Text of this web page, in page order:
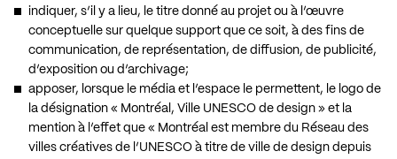
indiquer, s’il y a lieu, le titre donné au projet ou à l’œuvre
conceptuelle sur quelque support que ce soit, à des fins de
communication, de représentation, de diffusion, de publicité,
d’exposition ou d’archivage;
apposer, lorsque le média et l’espace le permettent, le logo de
la désignation « Montréal, Ville UNESCO de design » et la
mention à l’effet que « Montréal est membre du Réseau des
villes créatives de l’UNESCO à titre de ville de design depuis